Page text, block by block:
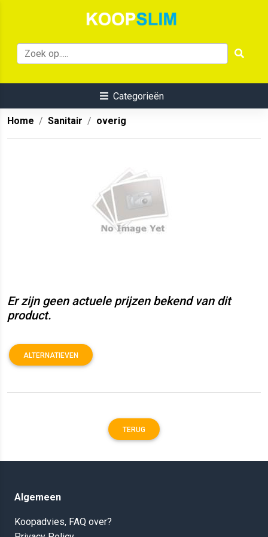
Categorieën
Home Sanitair overig
Er zijn geen actuele prijzen bekend van dit
product.
ALTERNATIEVEN
TERUG
Algemeen
Koopadvies, FAQ over?